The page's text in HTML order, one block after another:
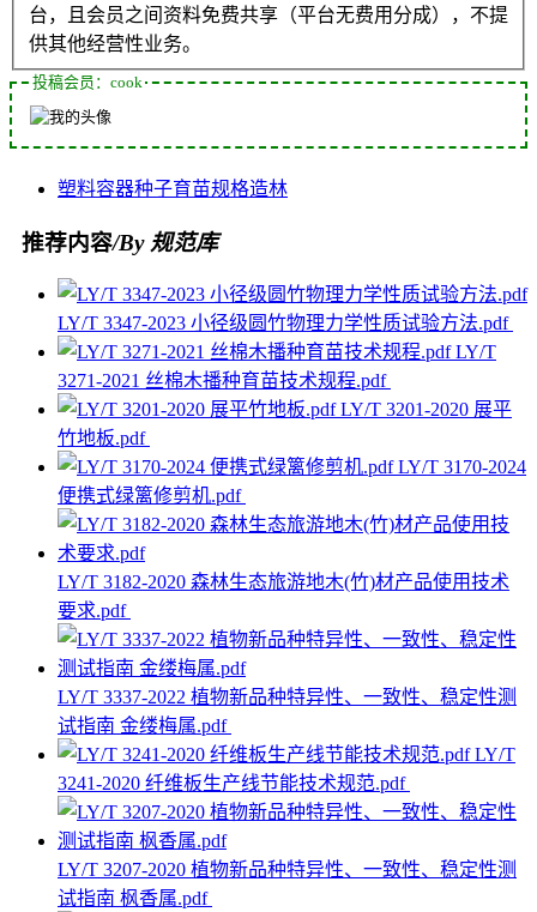
台，且会员之间资料免费共享（平台无费用分成），不提
供其他经营性业务。
投稿会员：cook
塑料容器种子育苗规格造林
推荐内容/By 规范库
LY/T 3347-2023 小径级圆竹物理力学性质试验方法.pdf
LY/T
3271-2021 丝棉木播种育苗技术规程.pdf
LY/T 3201-2020 展平
竹地板.pdf
LY/T 3170-2024
便携式绿篱修剪机.pdf
LY/T 3182-2020 森林生态旅游地木(竹)材产品使用技术
要求.pdf
LY/T 3337-2022 植物新品种特异性、一致性、稳定性测
试指南 金缕梅属.pdf
LY/T
3241-2020 纤维板生产线节能技术规范.pdf
LY/T 3207-2020 植物新品种特异性、一致性、稳定性测
试指南 枫香属.pdf